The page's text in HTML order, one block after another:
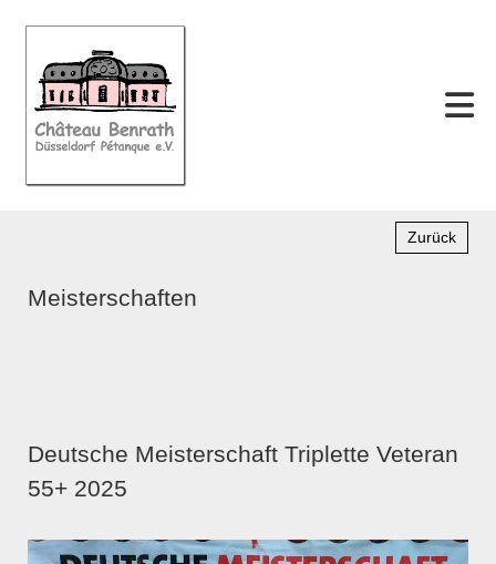
Zurück
Meisterschaften
Deutsche Meisterschaft Triplette Veteran
55+ 2025